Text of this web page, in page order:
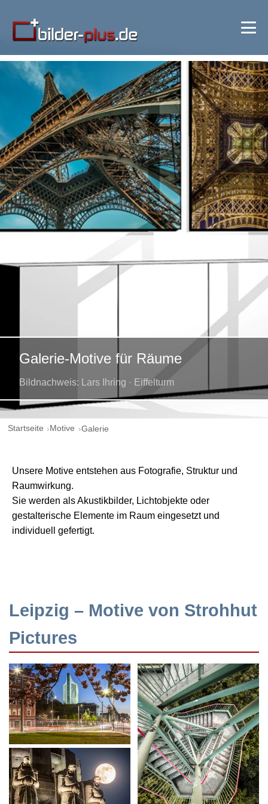
Galerie-Motive für Räume
Bildnachweis: Lars Ihring · Eiffelturm
Startseite Motive Galerie
Unsere Motive entstehen aus Fotografie, Struktur und
Raumwirkung.
Sie werden als Akustikbilder, Lichtobjekte oder
gestalterische Elemente im Raum eingesetzt und
individuell gefertigt.
Leipzig – Motive von Strohhut
Pictures